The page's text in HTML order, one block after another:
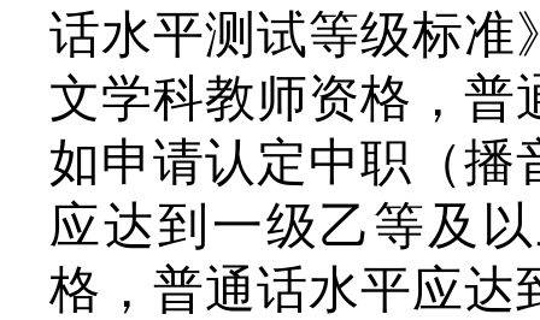
话水平测试等级标准
文学科教师资格，普
如申请认定中职（播
应达到一级乙等及
格，普通话水平应达